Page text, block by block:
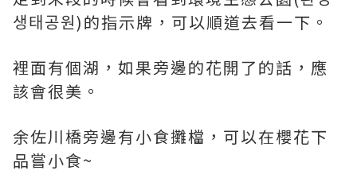
생태공원)的指示牌，可以順道去看一下。
裡面有個湖，如果旁邊的花開了的話，應
該會很美。
余佐川橋旁邊有小食攤檔，可以在櫻花下
品嘗小食~